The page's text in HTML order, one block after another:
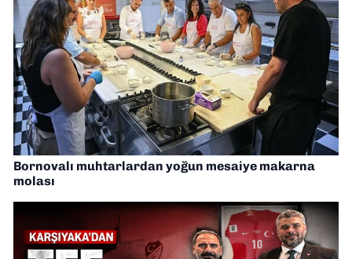
Bornovalı muhtarlardan yoğun mesaiye makarna
molası